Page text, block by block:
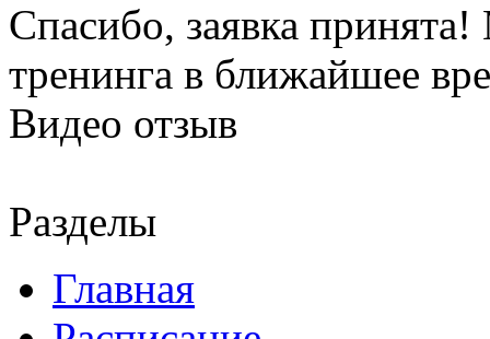
Спасибо, заявка
тренинга в ближайшее
Видео отзыв
Разделы
Главная